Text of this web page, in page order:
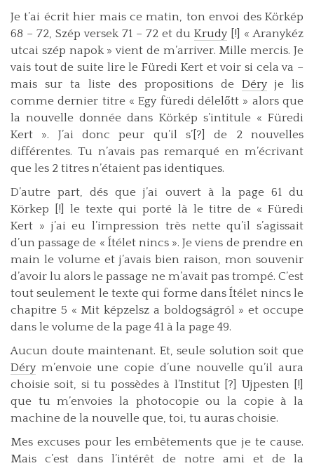
Je t’ai écrit hier mais ce matin, ton envoi des Körkép
68 – 72, Szép versek 71 – 72 et du Krudy [!] « Aranykéz
utcai szép napok » vient de m’arriver. Mille mercis. Je
vais tout de suite lire le Füredi Kert et voir si cela va –
mais sur ta liste des propositions de Déry je lis
comme dernier titre « Egy füredi délelőtt » alors que
la nouvelle donnée dans Körkép s’intitule « Füredi
Kert ». J’ai donc peur qu’il s’[?] de 2 nouvelles
différentes. Tu n’avais pas remarqué en m’écrivant
que les 2 titres n’étaient pas identiques.
D’autre part, dés que j’ai ouvert à la page 61 du
Körkep [!] le texte qui porté là le titre de « Füredi
Kert » j’ai eu l’impression très nette qu’il s’agissait
d’un passage de « Ítélet nincs ». Je viens de prendre en
main le volume et j’avais bien raison, mon souvenir
d’avoir lu alors le passage ne m’avait pas trompé. C’est
tout seulement le texte qui forme dans Ítélet nincs le
chapitre 5 « Mit képzelsz a boldogságról » et occupe
dans le volume de la page 41 à la page 49.
Aucun doute maintenant. Et, seule solution soit que
Déry m’envoie une copie d’une nouvelle qu’il aura
choisie soit, si tu possèdes à l’Institut [?] Ujpesten [!]
que tu m’envoies la photocopie ou la copie à la
machine de la nouvelle que, toi, tu auras choisie.
Mes excuses pour les embêtements que je te cause.
Mais c’est dans l’intérêt de notre ami et de la